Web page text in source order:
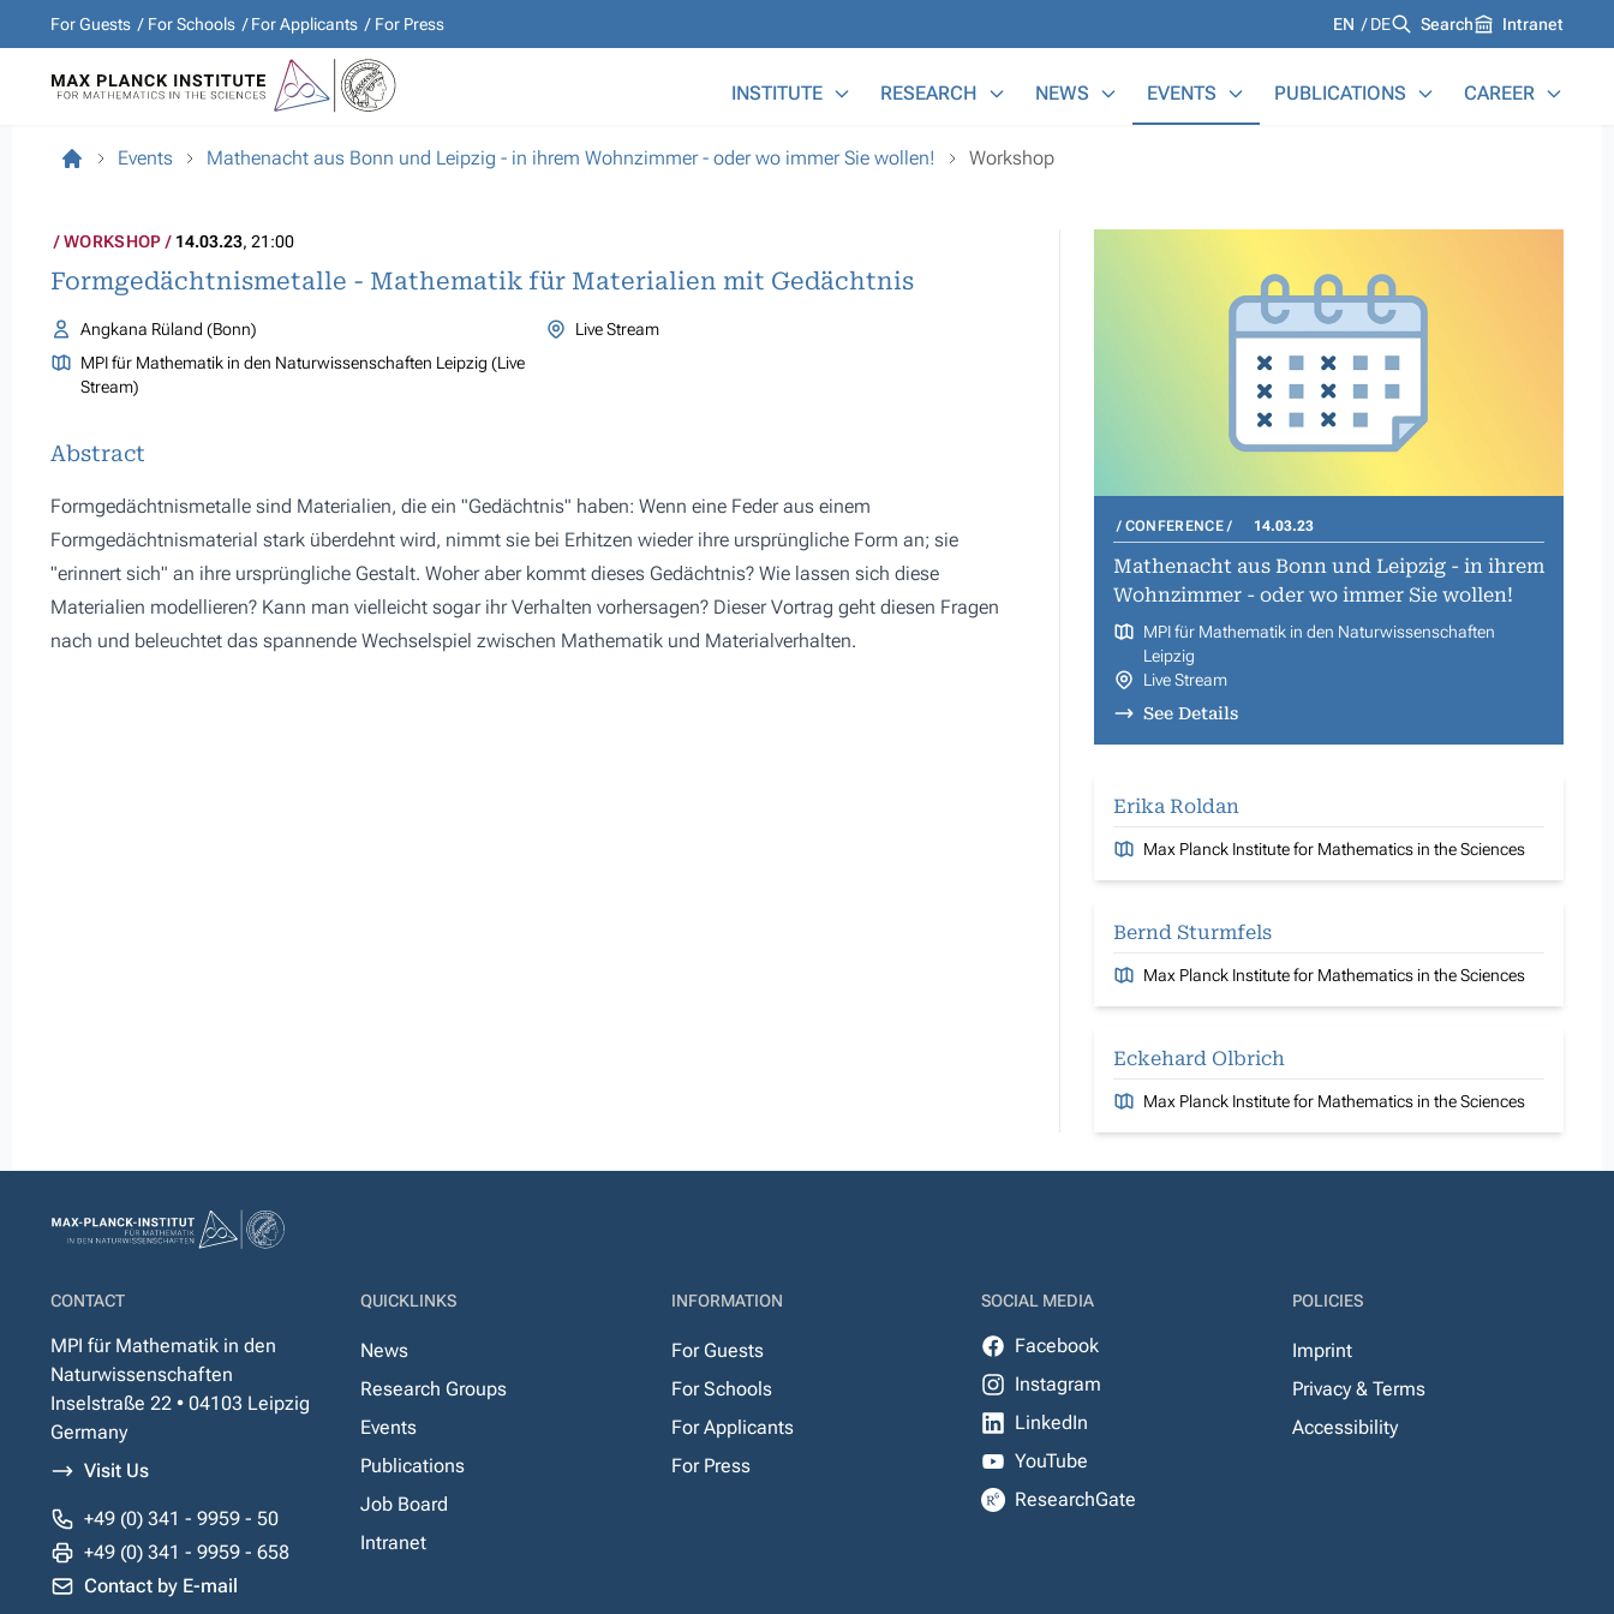
For Guests For Schools For Applicants For Press Languages
EN DE Search Intranet
INSTITUTE RESEARCH NEWS EVENTS PUBLICATIONS CAREER
Events Mathenacht aus Bonn und Leipzig - in ihrem Wohnzimmer - oder wo immer Sie wollen! Workshop
WORKSHOP 14.03.23, 21:00
Formgedächtnismetalle - Mathematik für Materialien mit Gedächtnis
Angkana Rüland (Bonn)
Live Stream
MPI für Mathematik in den Naturwissenschaften Leipzig (Live
Stream)
Abstract
Formgedächtnismetalle sind Materialien, die ein "Gedächtnis" haben: Wenn eine Feder aus einem
Formgedächtnismaterial stark überdehnt wird, nimmt sie bei Erhitzen wieder ihre ursprüngliche Form an; sie
"erinnert sich" an ihre ursprüngliche Gestalt. Woher aber kommt dieses Gedächtnis? Wie lassen sich diese
Materialien modellieren? Kann man vielleicht sogar ihr Verhalten vorhersagen? Dieser Vortrag geht diesen Fragen
nach und beleuchtet das spannende Wechselspiel zwischen Mathematik und Materialverhalten.
CONFERENCE 14.03.23
Mathenacht aus Bonn und Leipzig - in ihrem
Wohnzimmer - oder wo immer Sie wollen!
MPI für Mathematik in den Naturwissenschaften
Leipzig
Live Stream
See Details
Erika Roldan
Max Planck Institute for Mathematics in the Sciences
Bernd Sturmfels
Max Planck Institute for Mathematics in the Sciences
Eckehard Olbrich
Max Planck Institute for Mathematics in the Sciences
CONTACT
MPI für Mathematik in den
Naturwissenschaften
Inselstraße 22 • 04103 Leipzig
Germany
Visit Us
+49 (0) 341 - 9959 - 50
+49 (0) 341 - 9959 - 658
Contact by E-mail
QUICKLINKS
News
Research Groups
Events
Publications
Job Board
Intranet
INFORMATION
For Guests
For Schools
For Applicants
For Press
SOCIAL MEDIA
Facebook
Instagram
LinkedIn
YouTube
ResearchGate
POLICIES
Imprint
Privacy & Terms
Accessibility